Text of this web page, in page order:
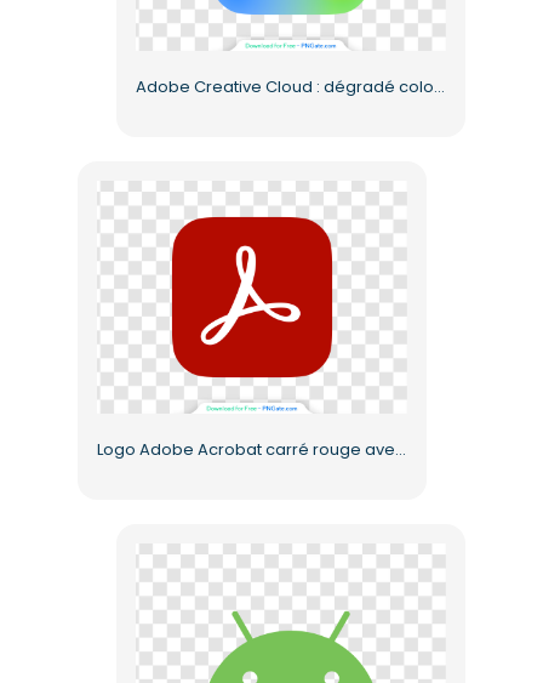
Adobe Creative Cloud : dégradé coloré Squircle gratuit au format PNG
Logo Adobe Acrobat carré rouge avec lettre A blanche (PNG gratuit)